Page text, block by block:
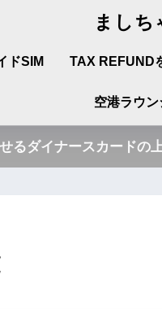
まし
ドSIM TAX REFUND
空港ラウン
るダイナースカードの